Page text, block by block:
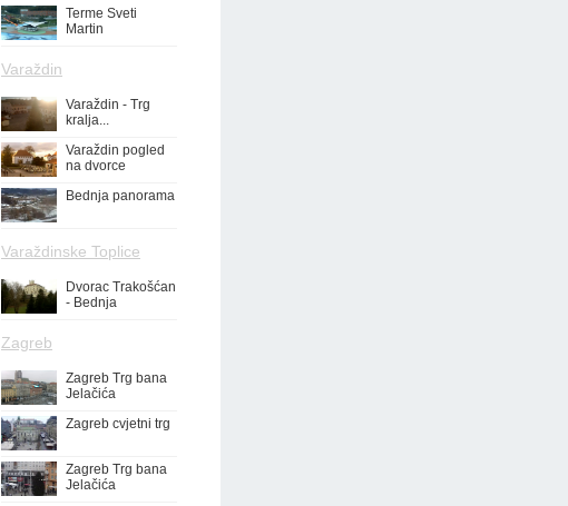
Terme Sveti
Martin
Varaždin
Varaždin - Trg
kralja...
Varaždin pogled
na dvorce
Bednja panorama
Varaždinske Toplice
Dvorac Trakošćan
- Bednja
Zagreb
Zagreb Trg bana
Jelačića
Zagreb cvjetni trg
Zagreb Trg bana
Jelačića